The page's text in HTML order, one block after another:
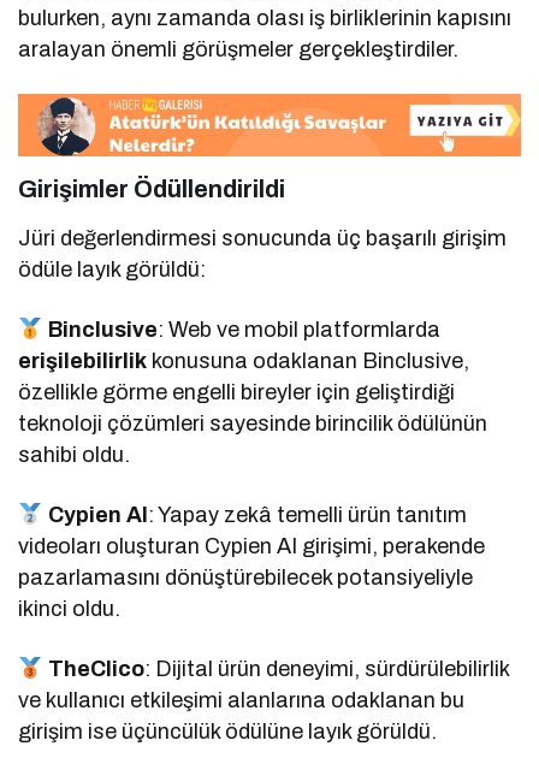
bulurken, aynı zamanda olası iş birliklerinin kapısını
aralayan önemli görüşmeler gerçekleştirdiler.
Girişimler Ödüllendirildi
Jüri değerlendirmesi sonucunda üç başarılı girişim
ödüle layık görüldü:
Binclusive: Web ve mobil platformlarda
erişilebilirlik konusuna odaklanan Binclusive,
özellikle görme engelli bireyler için geliştirdiği
teknoloji çözümleri sayesinde birincilik ödülünün
sahibi oldu.
Cypien AI: Yapay zekâ temelli ürün tanıtım
videoları oluşturan Cypien AI girişimi, perakende
pazarlamasını dönüştürebilecek potansiyeliyle
ikinci oldu.
TheClico: Dijital ürün deneyimi, sürdürülebilirlik
ve kullanıcı etkileşimi alanlarına odaklanan bu
girişim ise üçüncülük ödülüne layık görüldü.